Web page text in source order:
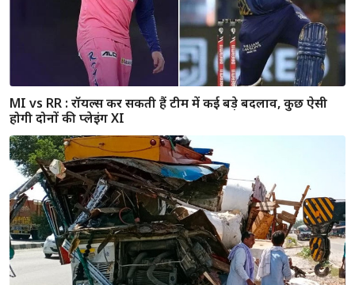
राजस्थान / जयपुर में मिले 469 मरीज, प्रदेश में 2121 नए संक्रमित, 15
लोगों की मौत